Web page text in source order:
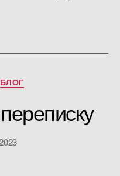
БЛОГ